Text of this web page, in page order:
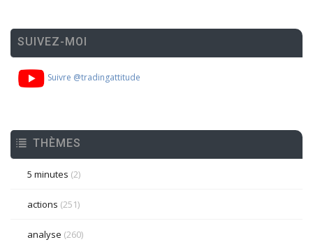
SUIVEZ-MOI
Suivre @tradingattitude
THÈMES
5 minutes (2)
actions (251)
analyse (260)